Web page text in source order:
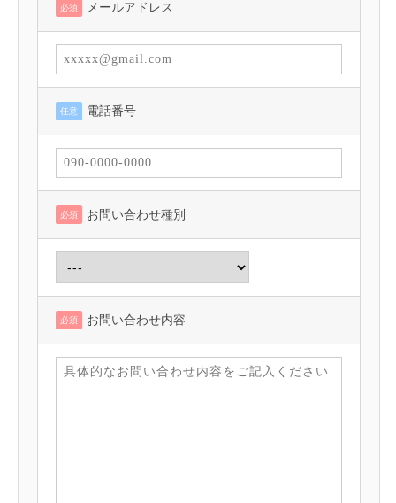
必須 メールアドレス
任意 電話番号
必須 お問い合わせ種別
必須 お問い合わせ内容